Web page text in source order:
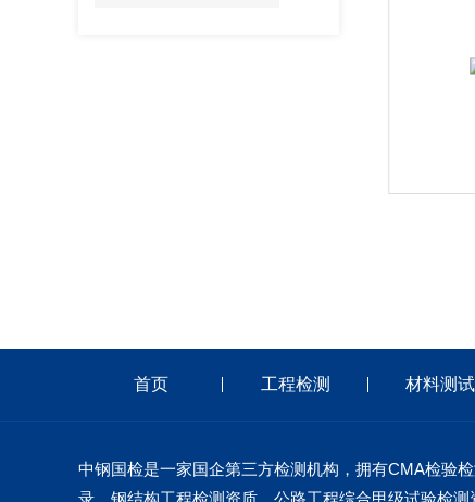
首页 工程检测 材料测试
中钢国检是一家国企第三方检测机构，拥有CMA检验